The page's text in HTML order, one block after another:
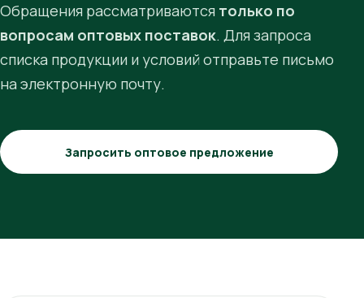
Обращения рассматриваются только по
вопросам оптовых поставок. Для запроса
списка продукции и условий отправьте письмо
на электронную почту.
Запросить оптовое предложение